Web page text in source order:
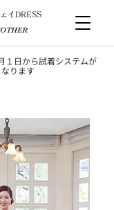
イDRESS
１日から試着システムが
ります